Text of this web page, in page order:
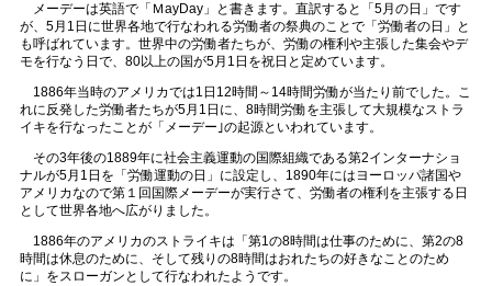
メーデーは英語で「ＭayDay」と書きます。直訳すると「5月の日」です
が、5月1日に世界各地で行なわれる労働者の祭典のことで「労働者の日」と
も呼ばれています。世界中の労働者たちが、労働の権利や主張した集会やデ
モを行なう日で、80以上の国が5月1日を祝日と定めています。
1886年当時のアメリカでは1日12時間～14時間労働が当たり前でした。こ
れに反発した労働者たちが5月1日に、8時間労働を主張して大規模なストラ
イキを行なったことが「メーデー｣の起源といわれています。
その3年後の1889年に社会主義運動の国際組織である第2インターナショ
ナルが5月1日を「労働運動の日」に設定し、1890年にはヨーロッパ諸国や
アメリカなので第１回国際メーデーが実行さて、労働者の権利を主張する日
として世界各地へ広がりました。
1886年のアメリカのストライキは「第1の8時間は仕事のために、第2の8
時間は休息のために、そして残りの8時間はおれたちの好きなことのため
に」をスローガンとして行なわれたようです。